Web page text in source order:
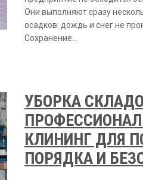
Они выполняют сразу
осадков: дождь и снег не
Сохранение…
УБОРКА
КЛИНИНГ ДЛЯ
ПОРЯДКА И